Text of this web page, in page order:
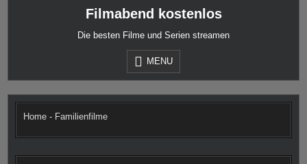
Filmabend kostenlos
Die besten Filme und Serien streamen
MENU
Home - Familienfilme